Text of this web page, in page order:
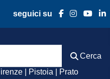
seguici su
Usl
| Pistoia | Prato
Cerca